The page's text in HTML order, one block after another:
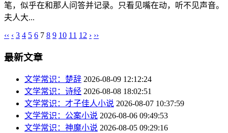
笔，似乎在和那人问答并记录。只看见嘴在动，听不见声音。
夫人大...
‹‹ ‹ 3 4 5 6 7 8 9 10 11 12 › ››
最新文章
文学常识：楚辞 2026-08-09 12:12:24
文学常识：诗经 2026-08-08 18:02:51
文学常识：才子佳人小说 2026-08-07 10:37:59
文学常识：公案小说 2026-08-06 09:49:53
文学常识：神魔小说 2026-08-05 09:29:16